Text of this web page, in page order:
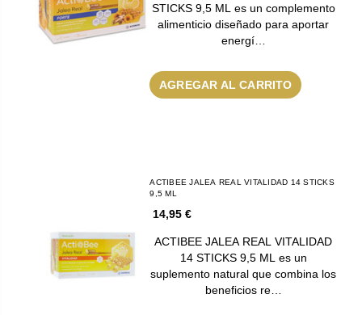
STICKS 9,5 ML es un complemento
alimenticio diseñado para aportar
energí…
AGREGAR AL CARRITO
ACTIBEE JALEA REAL VITALIDAD 14 STICKS
9,5 ML
14,95 €
ACTIBEE JALEA REAL VITALIDAD
14 STICKS 9,5 ML es un
suplemento natural que combina los
beneficios re…